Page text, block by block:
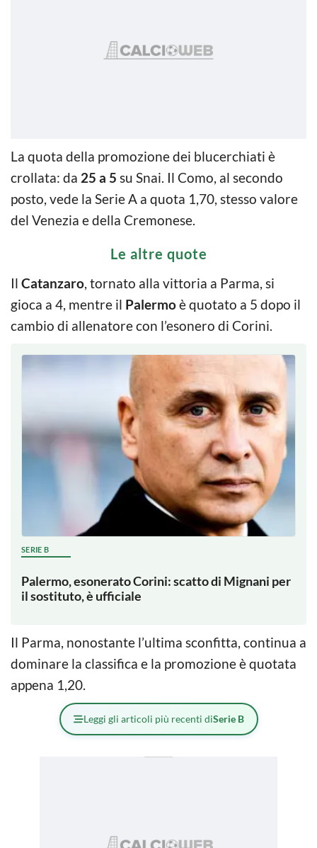
La quota della promozione dei blucerchiati è
crollata: da 25 a 5 su Snai. Il Como, al secondo
posto, vede la Serie A a quota 1,70, stesso valore
del Venezia e della Cremonese.
Le altre quote
Il Catanzaro, tornato alla vittoria a Parma, si
gioca a 4, mentre il Palermoè quotato a 5 dopo il
cambio di allenatore con l’esonero di Corini.
SERIE B
Palermo, esonerato Corini: scatto di Mignani per
il sostituto, è ufficiale
Il Parma, nonostante l’ultima sconfitta, continua a
dominare la classifica e la promozione è quotata
appena 1,20.
Leggi gli articoli più recenti diSerie B